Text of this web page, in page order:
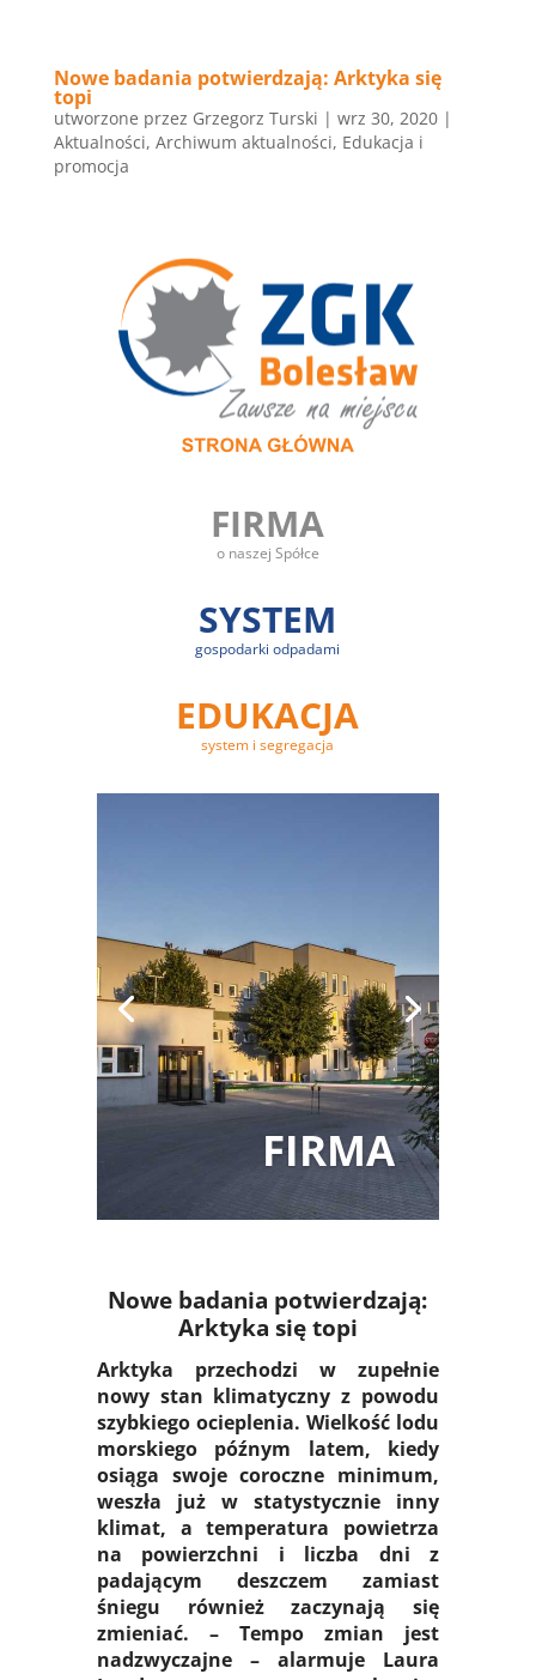
Nowe badania potwierdzają: Arktyka się
topi
utworzone przez Grzegorz Turski | wrz 30, 2020|
Aktualności, Archiwum aktualności, Edukacja i
promocja
FIRMA
o naszej Spółce
SYSTEM
gospodarki odpadami
EDUKACJA
system i segregacja
FIRMA
Nowe badania potwierdzają:
Arktyka się topi
Arktyka przechodzi w zupełnie
nowy stan klimatyczny z powodu
szybkiego ocieplenia. Wielkość lodu
morskiego późnym latem, kiedy
osiąga swoje coroczne minimum,
weszła już w statystycznie inny
klimat, a temperatura powietrza
na powierzchni i liczba dni z
padającym deszczem zamiast
śniegu również zaczynają się
zmieniać. – Tempo zmian jest
nadzwyczajne – alarmuje Laura